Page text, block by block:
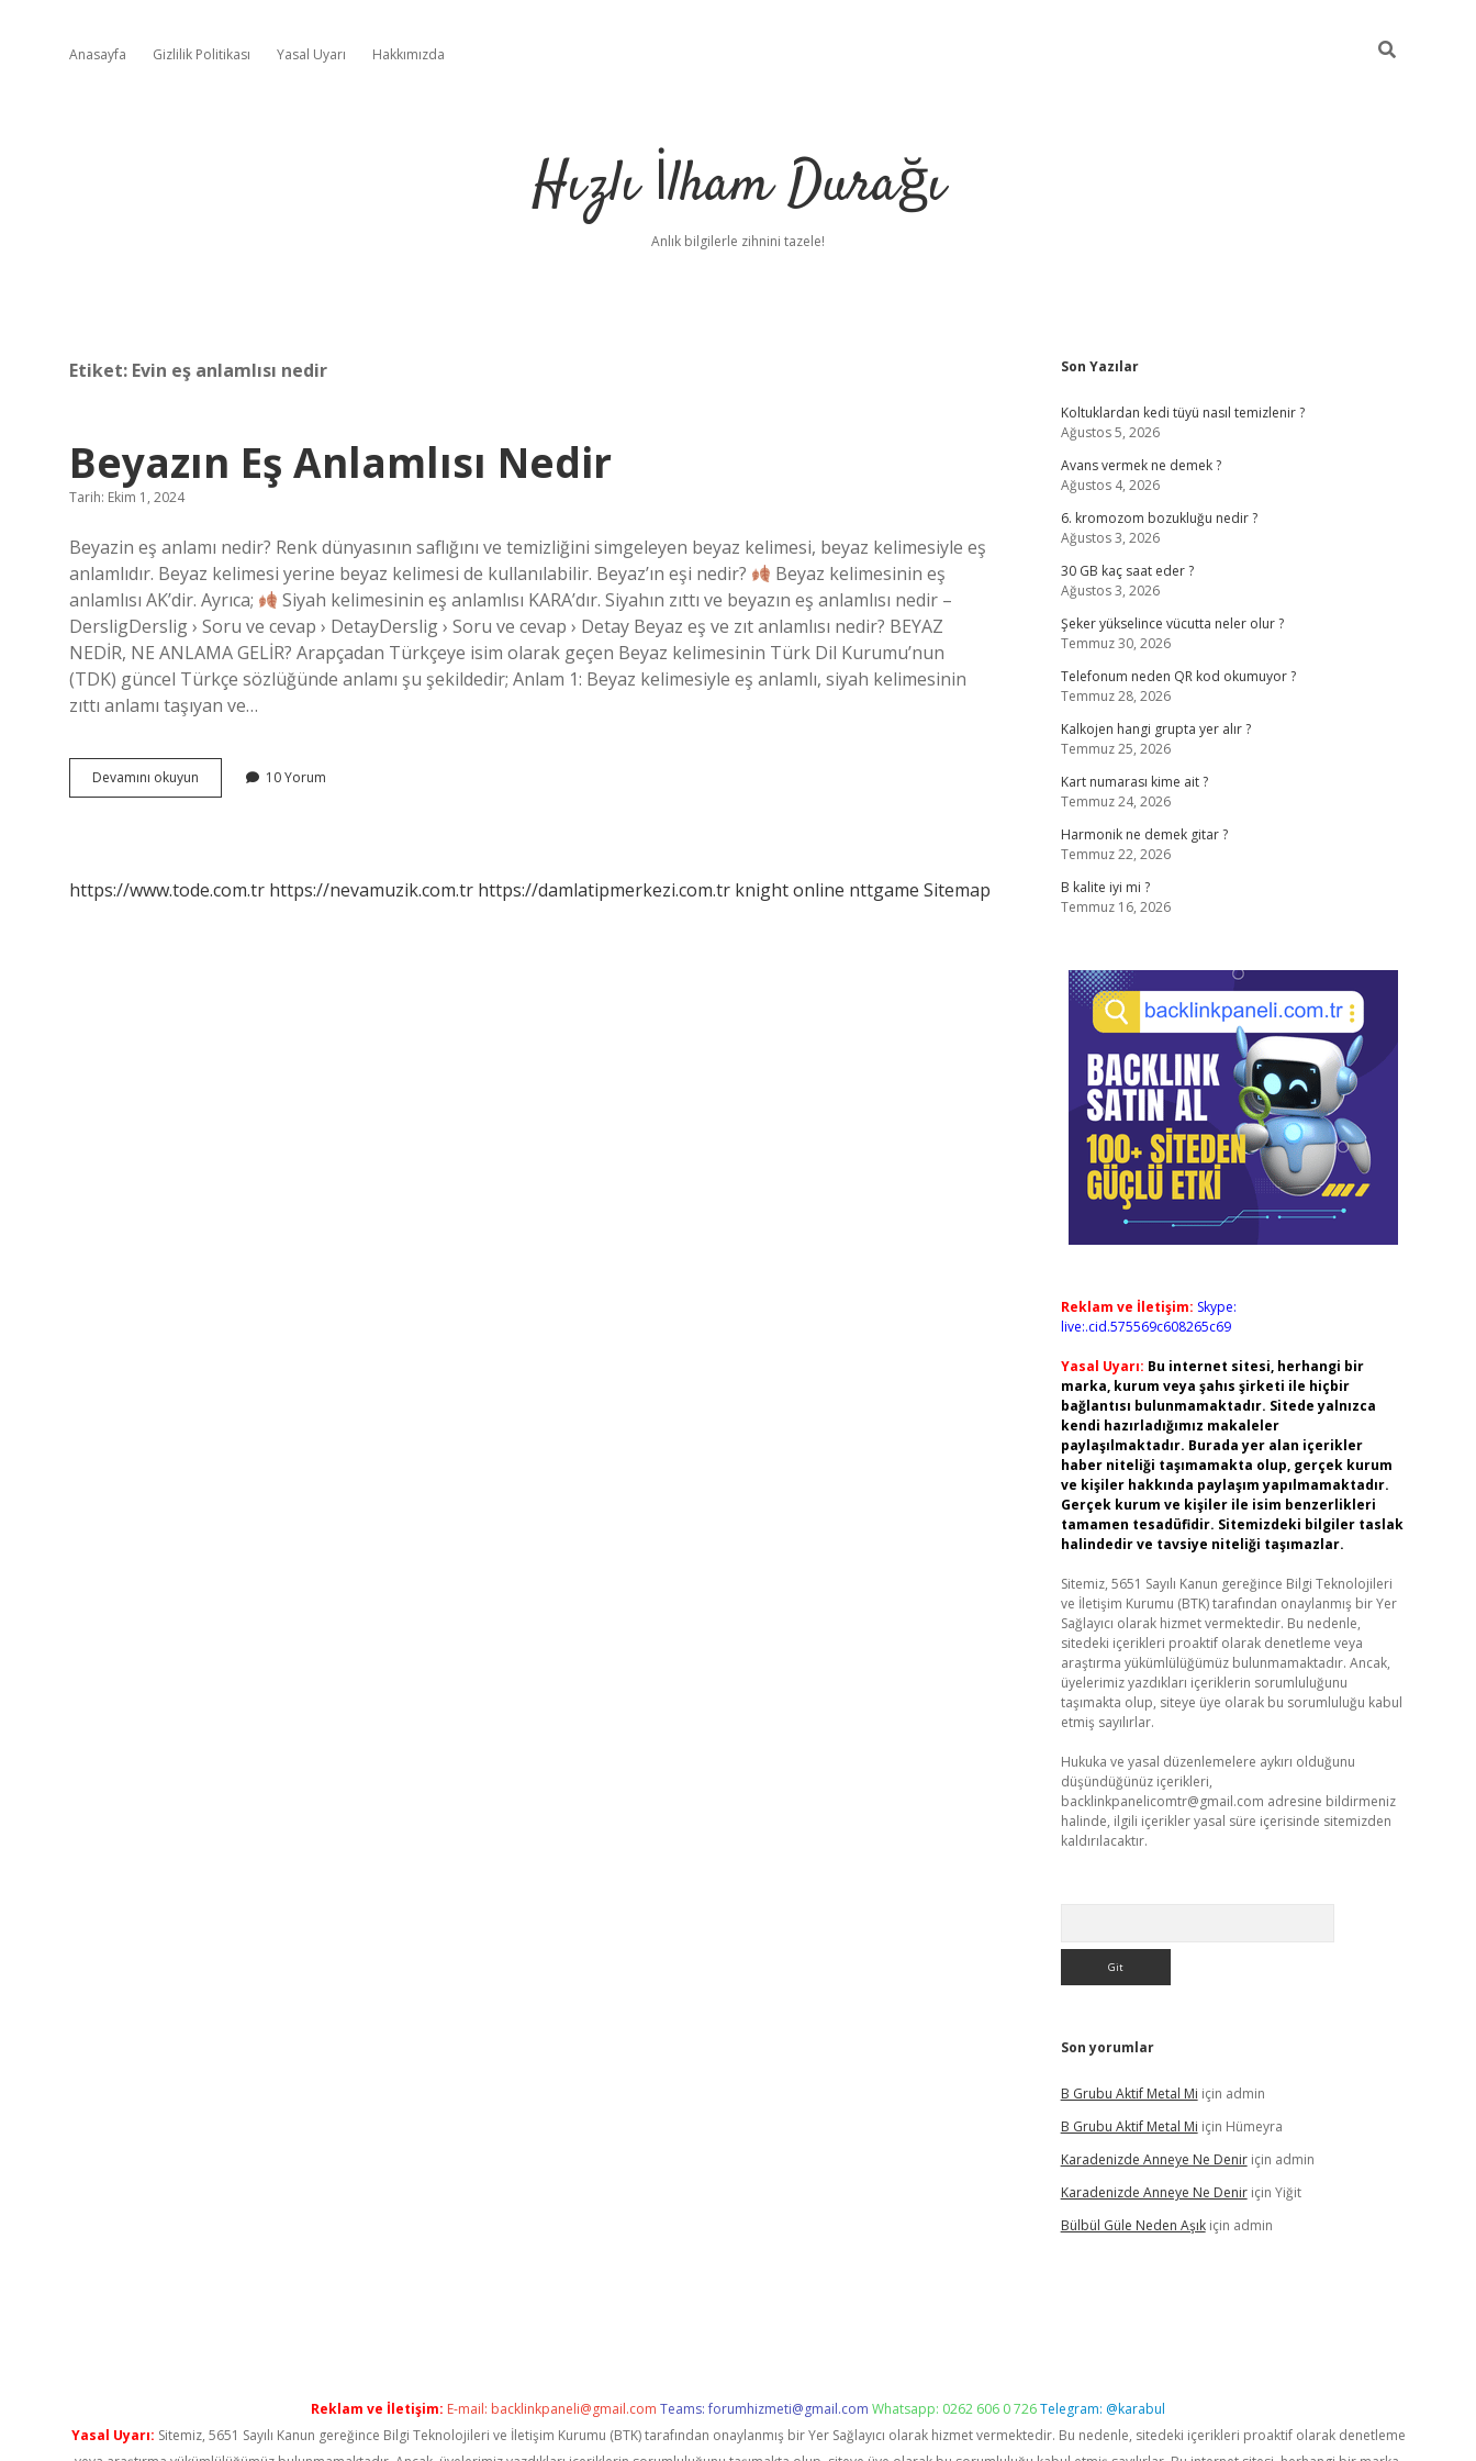
Anasayfa Gizlilik Politikası Yasal Uyarı Hakkımızda
Hızlı İlham Durağı
Anlık bilgilerle zihnini tazele!
Etiket: Evin eş anlamlısı nedir
Beyazın Eş Anlamlısı Nedir
Tarih: Ekim 1, 2024
Beyazin eş anlamı nedir? Renk dünyasının saflığını ve temizliğini simgeleyen beyaz kelimesi, beyaz kelimesiyle eş
anlamlıdır. Beyaz kelimesi yerine beyaz kelimesi de kullanılabilir. Beyaz’ın eşi nedir?
Beyaz kelimesinin eş
anlamlısı AK’dir. Ayrıca;
Siyah kelimesinin eş anlamlısı KARA’dır. Siyahın zıttı ve beyazın eş anlamlısı nedir –
DersligDerslig › Soru ve cevap › DetayDerslig › Soru ve cevap › Detay Beyaz eş ve zıt anlamlısı nedir? BEYAZ
NEDİR, NE ANLAMA GELİR? Arapçadan Türkçeye isim olarak geçen Beyaz kelimesinin Türk Dil Kurumu’nun
(TDK) güncel Türkçe sözlüğünde anlamı şu şekildedir; Anlam 1: Beyaz kelimesiyle eş anlamlı, siyah kelimesinin
zıttı anlamı taşıyan ve…
Devamını okuyun
Eş
10 Yorum
https://www.tode.com.tr https://nevamuzik.com.tr https://damlatipmerkezi.com.tr knight online nttgame Sitemap
Sidebar
Son Yazılar
Koltuklardan kedi tüyü nasıl temizlenir ?
Ağustos 5, 2026
Avans vermek ne demek ?
Ağustos 4, 2026
6. kromozom bozukluğu nedir ?
Ağustos 3, 2026
30 GB kaç saat eder ?
Ağustos 3, 2026
Şeker yükselince vücutta neler olur ?
Temmuz 30, 2026
Telefonum neden QR kod okumuyor ?
Temmuz 28, 2026
Kalkojen hangi grupta yer alır ?
Temmuz 25, 2026
Kart numarası kime ait ?
Temmuz 24, 2026
Harmonik ne demek gitar ?
Temmuz 22, 2026
B kalite iyi mi ?
Temmuz 16, 2026
Reklam ve İletişim: Skype:
live:.cid.575569c608265c69
Yasal Uyarı: Bu internet sitesi, herhangi bir
marka, kurum veya şahıs şirketi ile hiçbir
bağlantısı bulunmamaktadır. Sitede yalnızca
kendi hazırladığımız makaleler
paylaşılmaktadır. Burada yer alan içerikler
haber niteliği taşımamakta olup, gerçek kurum
ve kişiler hakkında paylaşım yapılmamaktadır.
Gerçek kurum ve kişiler ile isim benzerlikleri
tamamen tesadüfidir. Sitemizdeki bilgiler taslak
halindedir ve tavsiye niteliği taşımazlar.
Sitemiz, 5651 Sayılı Kanun gereğince Bilgi Teknolojileri
ve İletişim Kurumu (BTK) tarafından onaylanmış bir Yer
Sağlayıcı olarak hizmet vermektedir. Bu nedenle,
sitedeki içerikleri proaktif olarak denetleme veya
araştırma yükümlülüğümüz bulunmamaktadır. Ancak,
üyelerimiz yazdıkları içeriklerin sorumluluğunu
taşımakta olup, siteye üye olarak bu sorumluluğu kabul
etmiş sayılırlar.
Hukuka ve yasal düzenlemelere aykırı olduğunu
düşündüğünüz içerikleri,
backlinkpanelicomtr@gmail.com adresine bildirmeniz
halinde, ilgili içerikler yasal süre içerisinde sitemizden
kaldırılacaktır.
Son yorumlar
B Grubu Aktif Metal Mi için admin
B Grubu Aktif Metal Mi için Hümeyra
Karadenizde Anneye Ne Deniriçin admin
Karadenizde Anneye Ne Deniriçin Yiğit
Bülbül Güle Neden Aşıkiçin admin
Reklam ve İletişim: E-mail: backlinkpaneli@gmail.com Teams:forumhizmeti@gmail.com Whatsapp: 0262 606 0 726Telegram: @karabul
Yasal Uyarı: Sitemiz, 5651 Sayılı Kanun gereğince Bilgi Teknolojileri ve İletişim Kurumu (BTK) tarafından onaylanmış bir Yer Sağlayıcı olarak hizmet vermektedir. Bu nedenle, sitedeki içerikleri proaktif olarak denetleme